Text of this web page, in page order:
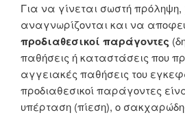
Για να γίνεται σωστή
αναγνωρίζονται και να
προδιαθεσικοί παράγοντες
παθήσεις ή καταστάσεις που
αγγειακές παθήσεις του
προδιαθεσικοί παράγοντες
υπέρταση (πίεση), ο